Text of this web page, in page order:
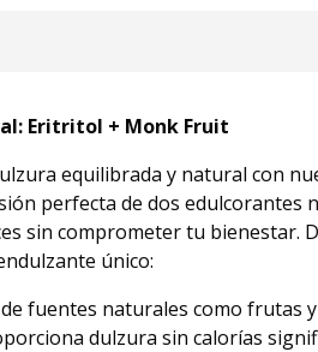
Eritritol + Monk Fruit
equilibrada y natural con
perfecta de dos edulcorantes
sin comprometer tu bienestar.
único:
fuentes naturales como frutas
dulzura sin calorías